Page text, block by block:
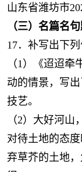
山东省潍坊市
（三）名篇名
17．补写出下
（1）《迢迢牵
动的情景，写
技艺。
（2）大好河
对待土地的态
弃草芥的土地